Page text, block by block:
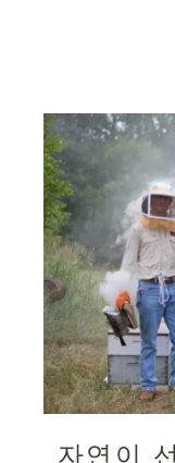
자연이